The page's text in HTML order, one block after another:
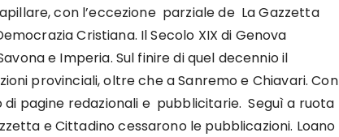
con l’eccezione parziale de La Gazzetta
Cristiana. Il Secolo XIX di Genova
e Imperia. Sul finire di quel decennio il
provinciali, oltre che a Sanremo e Chiavari. Con
pagine redazionali e pubblicitarie. Seguì a ruota
e Cittadino cessarono le pubblicazioni. Loano